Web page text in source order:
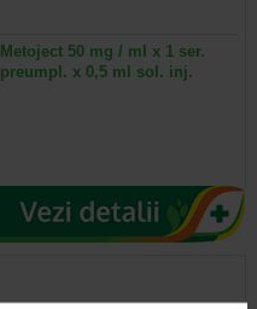
Metoject 50 mg / ml x 1 ser.
preumpl. x 0,5 ml sol. inj.